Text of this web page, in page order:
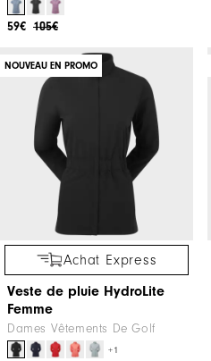
105€
59€
NOUVEAU EN PROMO
Achat Express
Veste de pluie HydroLite
Femme
Dames Vêtements De Golf
+1